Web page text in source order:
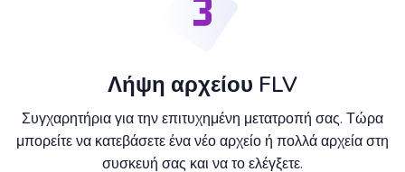
Λήψη αρχείου FLV
Συγχαρητήρια για την επιτυχημένη μετατροπή σας. Τώρα
μπορείτε να κατεβάσετε ένα νέο αρχείο ή πολλά αρχεία στη
συσκευή σας και να το ελέγξετε.